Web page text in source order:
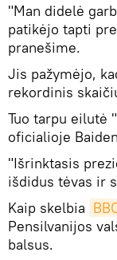
"Man didelė
patikėjo tapti
pranešime.
Jis pažymėjo,
rekordinis
Tuo tarpu eilutė
oficialioje
"Išrinktasis
išdidus tėvas ir
Kaip skelbia
Pensilvanijos
balsus.